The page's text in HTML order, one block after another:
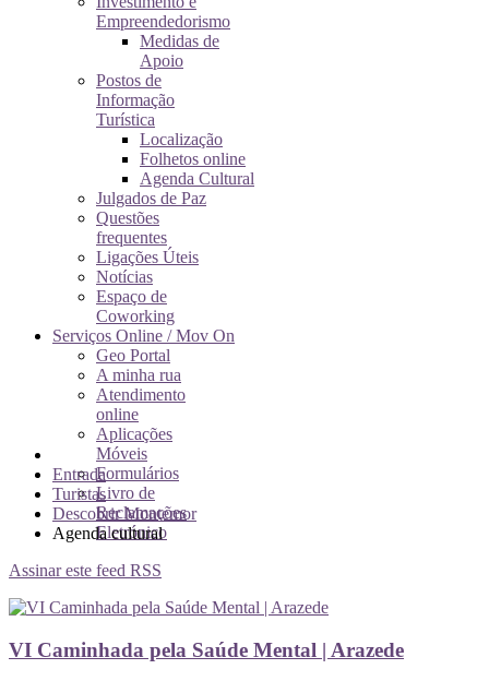
Empreendedorismo
Medidas de
Apoio
Postos de
Informação
Turística
Localização
Folhetos online
Agenda Cultural
Julgados de Paz
Questões
frequentes
Ligações Úteis
Notícias
Espaço de
Coworking
Serviços Online / Mov On
Geo Portal
A minha rua
Atendimento
online
Aplicações
Móveis
Formulários
Livro de
Reclamações
Eletrónico
Entrada
Turistas
Descobrir Montemor
Agenda cultural
Assinar este feed RSS
VI Caminhada pela Saúde Mental | Arazede